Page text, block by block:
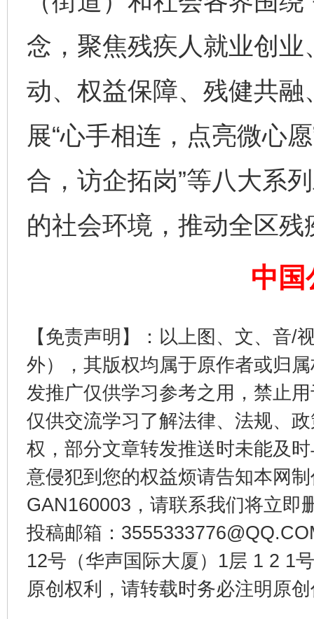
念，聚焦残疾人就业创
动、权益保障、残健共
展“心手相连，点亮微心
合，访企拓岗”等八大系
的社会环境，推动全区
中国
【免责声明】：以上图、文、音/
外），其版权均属于原作者或归
发推广仅供学习参考之用，禁止
仅供交流学习了解法律、法规、
权，部分文章转发推送时未能及
意侵犯到您的权益烦请告知本网
GAN160003，请联系我们将立即
投稿邮箱：
12号（华声国际大厦）1层 1 2 1
原创权利，请转载时务必注明原
完善运行机制助力责任有效落实 一纸欠
千年窑火 生生不息